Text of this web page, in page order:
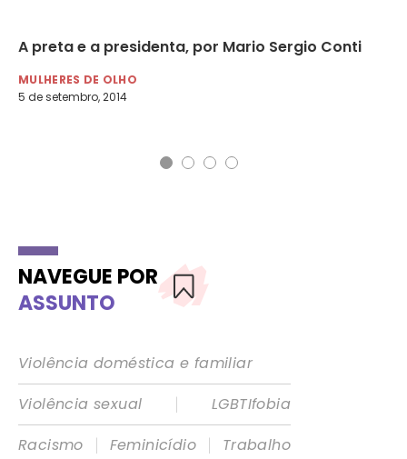
A preta e a presidenta, por Mario Sergio Conti
MULHERES DE OLHO
5 de setembro, 2014
NAVEGUE POR
ASSUNTO
Violência doméstica e familiar
Violência sexual
|
LGBTIfobia
Racismo
| Feminicídio |
Trabalho